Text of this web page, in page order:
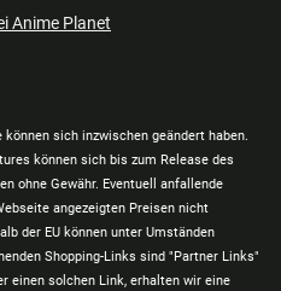
Anime Planet
sich inzwischen geändert haben.
können sich bis zum Release des
ohne Gewähr. Eventuell anfallende
angezeigten Preisen nicht
der EU können unter Umständen
Shopping-Links sind "Partner Links"
einen solchen Link, erhalten wir eine